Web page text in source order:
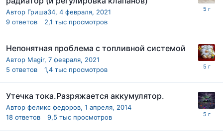
Автор Гриша34, 4 февраля, 2021
9 ответов 2,1 тыс просмотров
Непонятная проблема с топливной системой
Автор Magir, 7 февраля, 2021
5 ответов 1,4 тыс просмотров
Утечка тока.Разряжается аккумулятор.
Автор феликс федоров, 1 апреля, 2014
18 ответов 9,5 тыс просмотров